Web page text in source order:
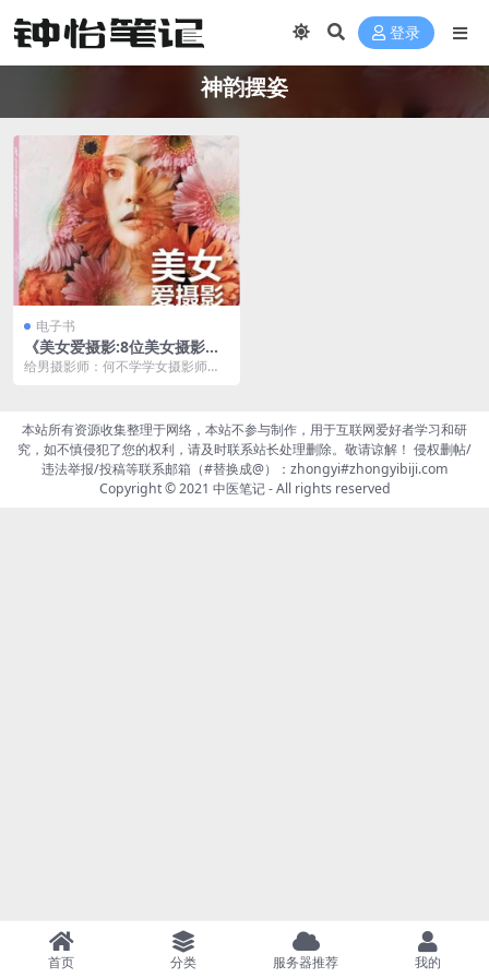
登录
神韵摆姿
电子书
《美女爱摄影:8位美女摄影师
的外拍秘诀》神韵与摆姿[pdf]
给男摄影师：何不学学女摄影师独
本站所有资源收集整理于网络，本站不参与制作，用于互联网爱好者学习和研
究，如不慎侵犯了您的权利，请及时联系站长处理删除。敬请谅解！ 侵权删帖/
违法举报/投稿等联系邮箱（#替换成@）：zhongyi#zhongyibiji.com
Copyright © 2021 中医笔记- All rights reserved
首页 分类 服务器推荐 我的